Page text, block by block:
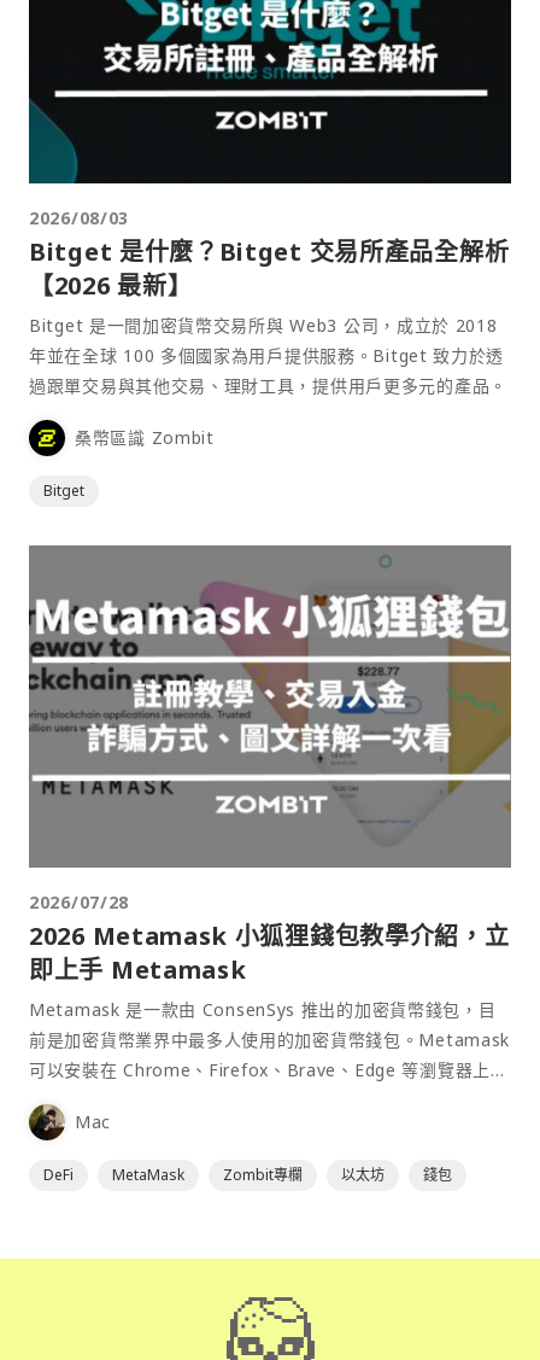
2026/08/03
Bitget 是什麼？Bitget 交易所產品全解析
【2026 最新】
Bitget 是一間加密貨幣交易所與 Web3 公司，成立於 2018
年並在全球 100 多個國家為用戶提供服務。Bitget 致力於透
過跟單交易與其他交易、理財工具，提供用戶更多元的產品。
桑幣區識 Zombit
Bitget
2026/07/28
2026 Metamask 小狐狸錢包教學介紹，立
即上手 Metamask
Metamask 是一款由 ConsenSys 推出的加密貨幣錢包，目
前是加密貨幣業界中最多人使用的加密貨幣錢包。Metamask
可以安裝在 Chrome、Firefox、Brave、Edge 等瀏覽器上作
為插件使用，具備許多功能且使用上非常方便。
Mac
DeFi MetaMask Zombit專欄 以太坊 錢包